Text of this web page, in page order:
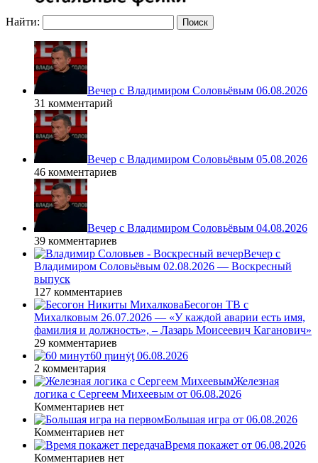
Найти:
Вечер с Владимиром Соловьёвым 06.08.2026
31 комментарий
Вечер с Владимиром Соловьёвым 05.08.2026
46 комментариев
Вечер с Владимиром Соловьёвым 04.08.2026
39 комментариев
Вечер с
Владимиром Соловьёвым 02.08.2026 — Воскресный
выпуск
127 комментариев
Бесогон ТВ с
Михалковым 26.07.2026 — «У каждой аварии есть имя,
фамилия и должность», – Лазарь Моисеевич Каганович»
29 комментариев
60 ṃинẏƫ 06.08.2026
2 комментария
Железная
логика с Сергеем Михеевым от 06.08.2026
Комментариев нет
Большая игра от 06.08.2026
Комментариев нет
Время покажет от 06.08.2026
Комментариев нет